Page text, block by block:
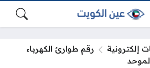
إلكترونية
رقم طوارئ الكهرباء